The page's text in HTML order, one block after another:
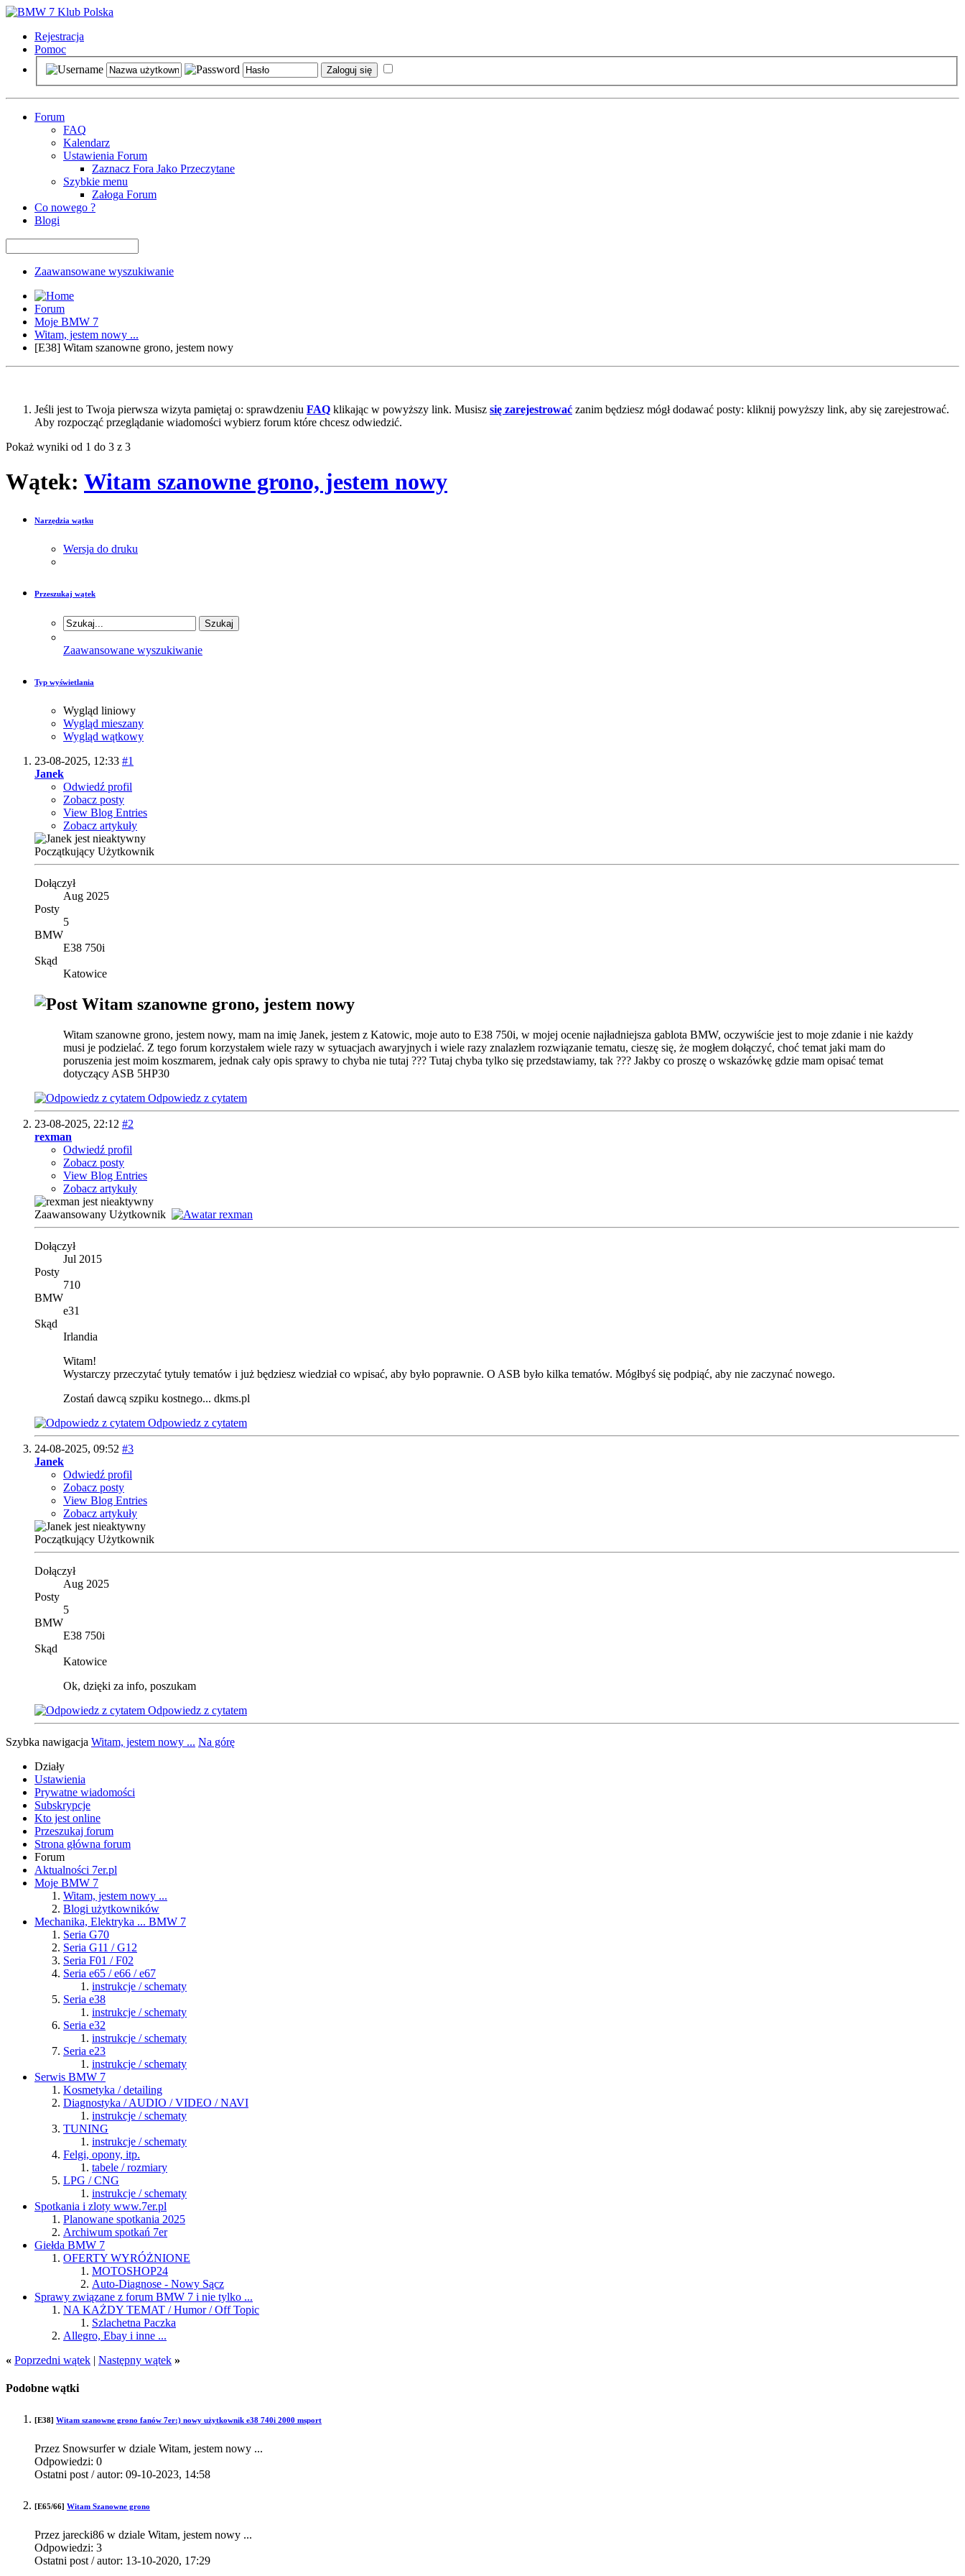
Rejestracja
Pomoc
Forum
FAQ
Kalendarz
Ustawienia Forum
Zaznacz Fora Jako Przeczytane
Szybkie menu
Załoga Forum
Co nowego ?
Blogi
Zaawansowane wyszukiwanie
Forum
Moje BMW 7
Witam, jestem nowy ...
[E38] Witam szanowne grono, jestem nowy
Jeśli jest to Twoja pierwsza wizyta pamiętaj o: sprawdzeniu FAQ klikając w powyższy link. Musisz się zarejestrować zanim będziesz mógł dodawać posty: kliknij powyższy link, aby się zarejestrować.
Aby rozpocząć przeglądanie wiadomości wybierz forum które chcesz odwiedzić.
Pokaż wyniki od 1 do 3 z 3
Wątek: Witam szanowne grono, jestem nowy
Narzędzia wątku
Wersja do druku
Przeszukaj wątek
Zaawansowane wyszukiwanie
Typ wyświetlania
Wygląd liniowy
Wygląd mieszany
Wygląd wątkowy
23-08-2025, 12:33 #1
Janek
Odwiedź profil
Zobacz posty
View Blog Entries
Zobacz artykuły
Początkujący Użytkownik
Dołączył
Aug 2025
Posty
5
BMW
E38 750i
Skąd
Katowice
Witam szanowne grono, jestem nowy
Witam szanowne grono, jestem nowy, mam na imię Janek, jestem z Katowic, moje auto to E38 750i, w mojej ocenie najładniejsza gablota BMW, oczywiście jest to moje zdanie i nie każdy
musi je podzielać. Z tego forum korzystałem wiele razy w sytuacjach awaryjnych i wiele razy znalazłem rozwiązanie tematu, cieszę się, że mogłem dołączyć, choć temat jaki mam do
poruszenia jest moim koszmarem, jednak cały opis sprawy to chyba nie tutaj ??? Tutaj chyba tylko się przedstawiamy, tak ??? Jakby co proszę o wskazówkę gdzie mam opisać temat
dotyczący ASB 5HP30
Odpowiedz z cytatem
23-08-2025, 22:12 #2
rexman
Odwiedź profil
Zobacz posty
View Blog Entries
Zobacz artykuły
Zaawansowany Użytkownik
Dołączył
Jul 2015
Posty
710
BMW
e31
Skąd
Irlandia
Witam!
Wystarczy przeczytać tytuły tematów i już będziesz wiedział co wpisać, aby było poprawnie. O ASB było kilka tematów. Mógłbyś się podpiąć, aby nie zaczynać nowego.
Zostań dawcą szpiku kostnego... dkms.pl
Odpowiedz z cytatem
24-08-2025, 09:52 #3
Janek
Odwiedź profil
Zobacz posty
View Blog Entries
Zobacz artykuły
Początkujący Użytkownik
Dołączył
Aug 2025
Posty
5
BMW
E38 750i
Skąd
Katowice
Ok, dzięki za info, poszukam
Odpowiedz z cytatem
Szybka nawigacja Witam, jestem nowy ... Na górę
Działy
Ustawienia
Prywatne wiadomości
Subskrypcje
Kto jest online
Przeszukaj forum
Strona główna forum
Forum
Aktualności 7er.pl
Moje BMW 7
Witam, jestem nowy ...
Blogi użytkowników
Mechanika, Elektryka ... BMW 7
Seria G70
Seria G11 / G12
Seria F01 / F02
Seria e65 / e66 / e67
instrukcje / schematy
Seria e38
instrukcje / schematy
Seria e32
instrukcje / schematy
Seria e23
instrukcje / schematy
Serwis BMW 7
Kosmetyka / detailing
Diagnostyka / AUDIO / VIDEO / NAVI
instrukcje / schematy
TUNING
instrukcje / schematy
Felgi, opony, itp.
tabele / rozmiary
LPG / CNG
instrukcje / schematy
Spotkania i zloty www.7er.pl
Planowane spotkania 2025
Archiwum spotkań 7er
Giełda BMW 7
OFERTY WYRÓŻNIONE
MOTOSHOP24
Auto-Diagnose - Nowy Sącz
Sprawy związane z forum BMW 7 i nie tylko ...
NA KAŻDY TEMAT / Humor / Off Topic
Szlachetna Paczka
Allegro, Ebay i inne ...
« Poprzedni wątek | Następny wątek »
Podobne wątki
[E38] Witam szanowne grono fanów 7er:) nowy użytkownik e38 740i 2000 msport
Przez Snowsurfer w dziale Witam, jestem nowy ...
Odpowiedzi: 0
Ostatni post / autor: 09-10-2023, 14:58
[E65/66] Witam Szanowne grono
Przez jarecki86 w dziale Witam, jestem nowy ...
Odpowiedzi: 3
Ostatni post / autor: 13-10-2020, 17:29